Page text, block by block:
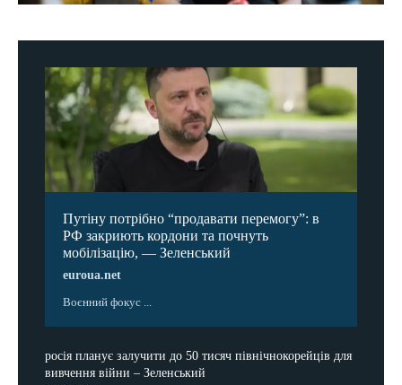
Путіну потрібно “продавати перемогу”: в
РФ закриють кордони та почнуть
мобілізацію, — Зеленський
euroua.net
Воєнний фокус ...
росія планує залучити до 50 тисяч північнокорейців для
вивчення війни – Зеленський